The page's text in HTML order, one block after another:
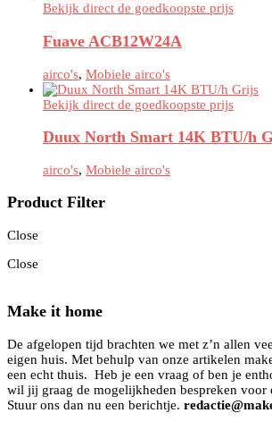
Bekijk direct de goedkoopste prijs
Fuave ACB12W24A
airco's, Mobiele airco's
Bekijk direct de goedkoopste prijs
Duux North Smart 14K BTU/h
airco's, Mobiele airco's
Product Filter
Close
Close
Make it home
De afgelopen tijd brachten we met z’n allen
eigen huis. Met behulp van onze artikelen
een echt thuis. Heb je een vraag of ben je
wil jij graag de mogelijkheden bespreken voor
Stuur ons dan nu een berichtje.